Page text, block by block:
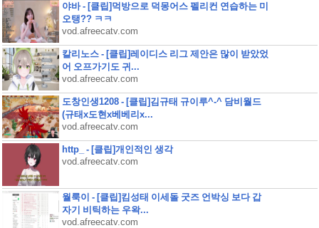
야바 - [클립]먹방으로 덕몽어스 펠리컨 연습하는 미
오탱?? ㅋㅋ
vod.afreecatv.com
칼리노스 - [클립]레이디스 리그 제안은 많이 받았었
어 오프가기도 귀...
vod.afreecatv.com
도창인생1208 - [클립]김규태 규이루^-^ 담비월드
(규태x도현x베베리x...
vod.afreecatv.com
http_ - [클립]개인적인 생각
vod.afreecatv.com
월룩이 - [클립]킴성태 이세돌 굿즈 언박싱 보다 갑
자기 비틱하는 우왁...
vod.afreecatv.com